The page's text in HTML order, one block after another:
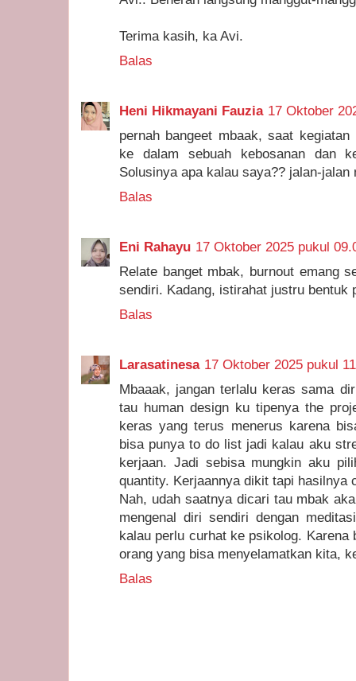
Terima kasih, ka Avi.
Balas
Heni Hikmayani Fauzia 17 Oktober
pernah bangeet mbaak, saat
ke dalam sebuah kebosanan dan
Solusinya apa kalau saya?? jalan-jalan
Balas
Eni Rahayu 17 Oktober 2025 pukul
Relate banget mbak, burnout emang
sendiri. Kadang, istirahat justru bentuk
Balas
Larasatinesa 17 Oktober 2025 pukul
Mbaaak, jangan terlalu keras sama
tau human design ku tipenya the
keras yang terus menerus karena
bisa punya to do list jadi kalau aku
kerjaan. Jadi sebisa mungkin aku
quantity. Kerjaannya dikit tapi hasilnya
Nah, udah saatnya dicari tau mbak
mengenal diri sendiri dengan
kalau perlu curhat ke psikolog. Karena
orang yang bisa menyelamatkan kita,
Balas